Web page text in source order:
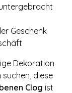
Geschenk
Dekoration
diese
Clog ist